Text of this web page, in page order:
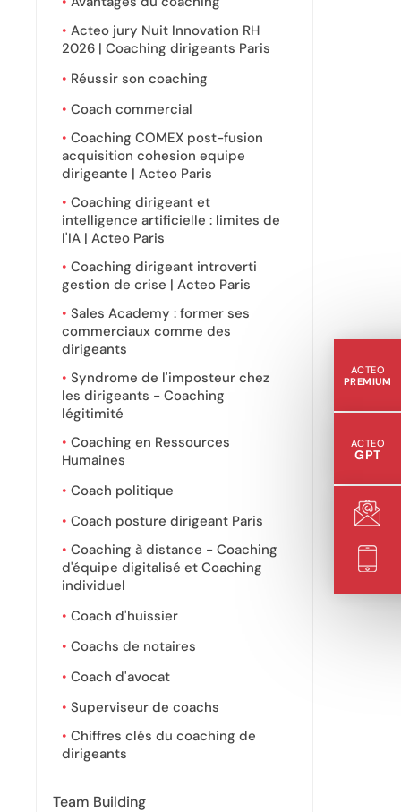
ACTEO
PREMIUM
ACTEO
GPT
Acteo jury Nuit Innovation RH
2026 | Coaching dirigeants Paris
Réussir son coaching
Coach commercial
Coaching COMEX post-fusion
acquisition cohesion equipe
dirigeante | Acteo Paris
Coaching dirigeant et
intelligence artificielle : limites de
l'IA | Acteo Paris
Coaching dirigeant introverti
gestion de crise | Acteo Paris
Sales Academy : former ses
commerciaux comme des
dirigeants
Syndrome de l'imposteur chez
les dirigeants - Coaching
légitimité
Coaching en Ressources
Humaines
Coach politique
Coach posture dirigeant Paris
Coaching à distance - Coaching
d'équipe digitalisé et Coaching
individuel
Coach d'huissier
Coachs de notaires
Coach d'avocat
Superviseur de coachs
Chiffres clés du coaching de
dirigeants
Team Building